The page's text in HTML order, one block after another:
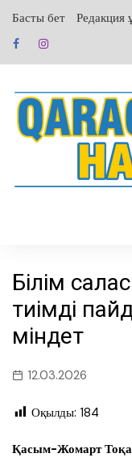
содержанию
Басты бет
Білім
тиімді
міндет
12.03.2026
Оқылды: 184
Қасым-Жомарт